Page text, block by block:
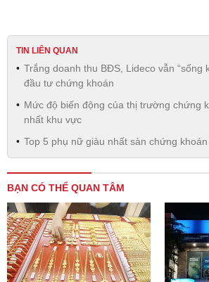
TIN LIÊN QUAN
Trắng doanh thu BĐS, Lideco vẫn “sống
đầu tư chứng khoán
Mức độ biến động của thị trường chứng
nhất khu vực
Top 5 phụ nữ giàu nhất sàn chứng
BẠN CÓ THỂ QUAN TÂM